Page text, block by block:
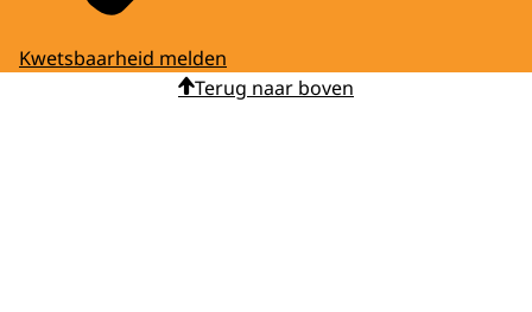
Kwetsbaarheid melden
Terug naar boven